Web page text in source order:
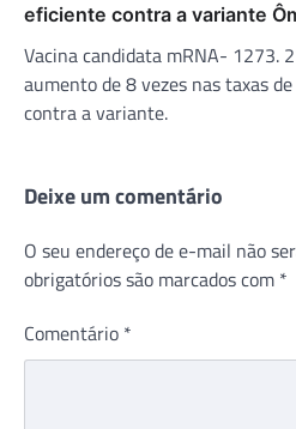
eficiente contra a variante
Vacina candidata mRNA- 1273.
aumento de 8 vezes nas taxas
contra a variante.
Deixe um comentário
O seu endereço de e-mail não
obrigatórios são marcados com *
Comentário *